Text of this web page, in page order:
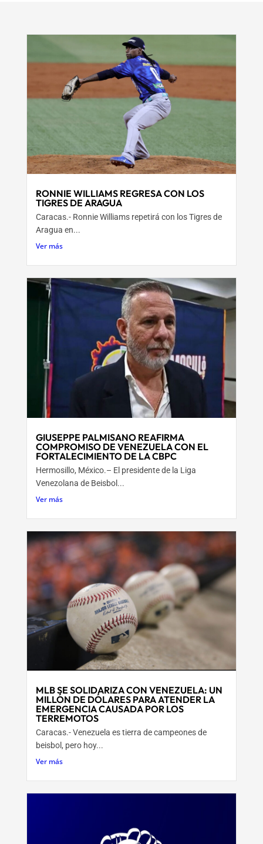
RONNIE WILLIAMS REGRESA CON LOS
TIGRES DE ARAGUA
Caracas.- Ronnie Williams repetirá con los Tigres de
Aragua en...
Ver más
GIUSEPPE PALMISANO REAFIRMA
COMPROMISO DE VENEZUELA CON EL
FORTALECIMIENTO DE LA CBPC
Hermosillo, México.– El presidente de la Liga
Venezolana de Beisbol...
Ver más
MLB SE SOLIDARIZA CON VENEZUELA: UN
MILLÓN DE DÓLARES PARA ATENDER LA
EMERGENCIA CAUSADA POR LOS
TERREMOTOS
Caracas.- Venezuela es tierra de campeones de
beisbol, pero hoy...
Ver más